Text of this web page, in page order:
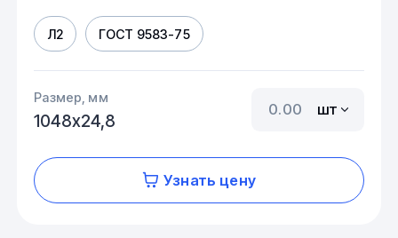
Л2 ГОСТ 9583-75
Размер, мм
1048х24,8
шт
Узнать цену